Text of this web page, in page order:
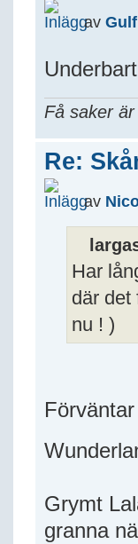
av
Underbart
Få saker
Re:
av
Har
där det
nu ! )
Grymt
granna